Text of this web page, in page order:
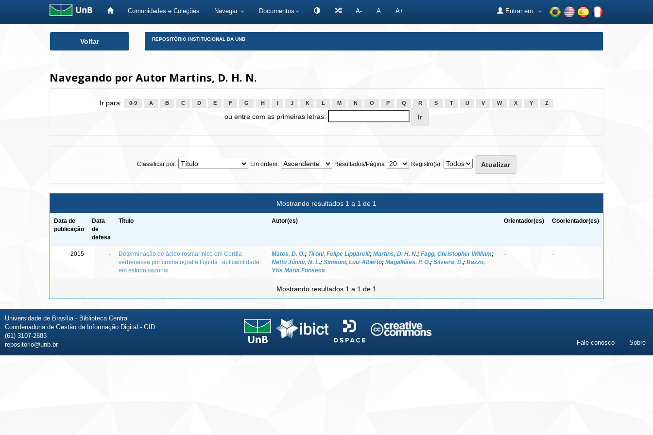
Comunidades e Coleções Navegar Documentos A- A A+ Entrar em:
Voltar REPOSITÓRIO INSTITUCIONAL DA UNB
Navegando por Autor Martins, D. H. N.
Ir para: 0-9 A B C D E F G H J K L M N O P Q R S T U V W X Y Z
ou entre com as primeiras letras:
Classificar por: Em ordem: Resultados/Página Registro(s):
Mostrando resultados 1 a 1 de 1
Data de
publicação
Data
de
defesa
Título Autor(es) Orientador(es) Coorientador(es)
2015 -
Determinação de ácido rosmarínico em Cordia
verbenacea por cromatografia líquida : aplicabilidade
em estudo sazonal
Matos, D. O.; Tironi, Felipe Lipparelli; Martins, D. H. N.; Fagg, Christopher William;
Netto Júnior, N. L.; Simeoni, Luiz Alberto; Magalhães, P. O.; Silveira, D.; Bazzo,
Yris Maria Fonseca
- -
Mostrando resultados 1 a 1 de 1
Universidade de Brasília - Biblioteca Central
Coordenadoria de Gestão da Informação Digital - GID
(61) 3107-2683
repositorio@unb.br
Fale conosco Sobre